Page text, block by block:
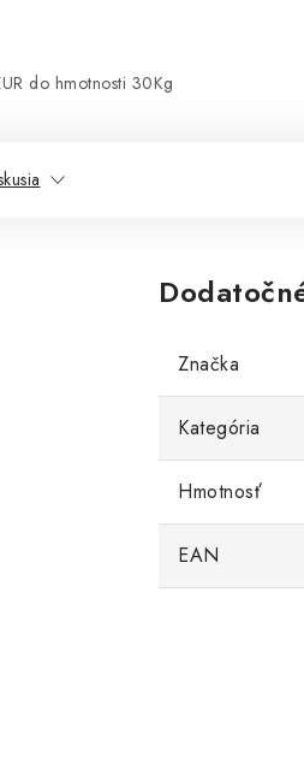
do hmotnosti 30Kg
Značka
Kategória
Hmotnosť
EAN